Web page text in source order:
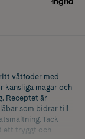
våtfoder med
känsliga magar och
Receptet är
som bidrar till
Tack
ett tryggt och